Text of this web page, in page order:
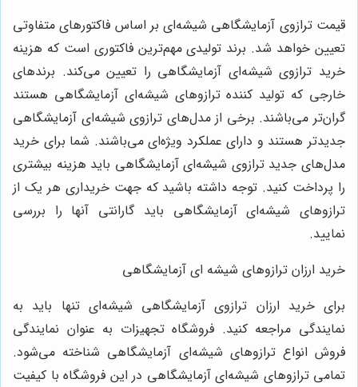
ترازوی آزمایشگاهی شیشه‌ای بر اساس فاکتورهای متفاوتی
خواهد شد. برند تولیدی مهم‌ترین فاکتوری است که هزینه
ترازوی شیشه‌ای آزمایشگاهی را تعیین می‌کند. برندهای
که تولید کننده ترازوهای شیشه‌ای آزمایشگاهی هستند
می‌باشند. برخی از مدل‌های ترازوی شیشه‌ای آزمایشگاهی
هستند و دارای عملکرد ویژه‌ای می‌باشند. شما برای خرید
جدید ترازوی شیشه‌ای آزمایشگاهی باید هزینه بیشتری
پرداخت کنید. توجه داشته باشید که جهت خریداری هر یک از
شیشه‌ای آزمایشگاهی باید گارانتی آنها را بررسی
ارزان ترازوهای شیشه ای آزمایشگاهی
خرید ارزان ترازوی آزمایشگاهی شیشه‌ای تنها باید به
مراجعه کنید. فروشگاه تجهیزات به عنوان نمایندگی
انواع ترازوهای شیشه‌ای آزمایشگاهی شناخته می‌شود.
ترازوهای شیشه‌ای آزمایشگاهی در این فروشگاه با کیفیت